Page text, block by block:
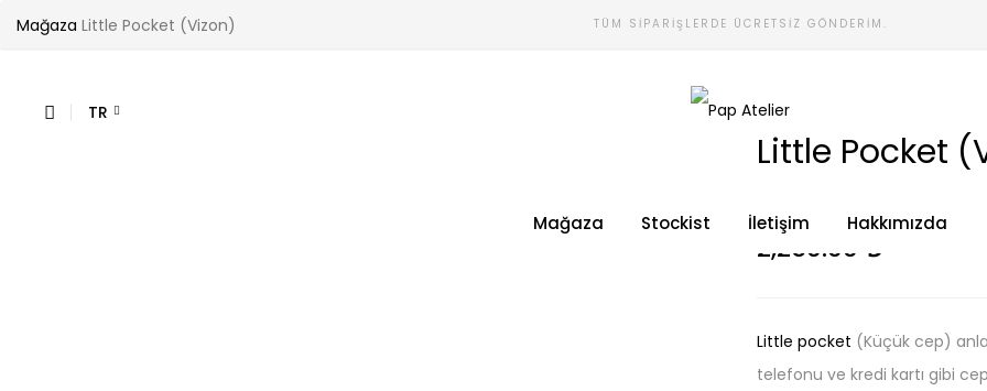
TÜM SIPARIŞLERDE ÜCRETSIZ GÖNDERIM.
TR
Mağaza Stockist İletişim Hakkımızda
Mağaza Little Pocket (Vizon)
Little Pocket
2,250.00 ₺
Little pocket (Küçük cep)
telefonu ve kredi kartı gibi